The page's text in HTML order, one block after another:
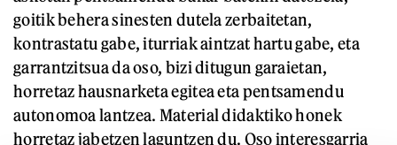
goitik behera sinesten dutela zerbaitetan,
kontrastatu gabe, iturriak aintzat hartu gabe, eta
garrantzitsua da oso, bizi ditugun garaietan,
horretaz hausnarketa egitea eta pentsamendu
autonomoa lantzea. Material didaktiko honek
horretaz jabetzen laguntzen du. Oso interesgarria